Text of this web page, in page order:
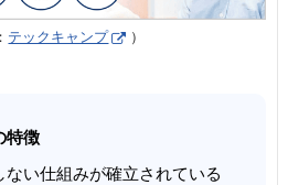
テックキャンプ ）
特徴
い仕組みが確立されている